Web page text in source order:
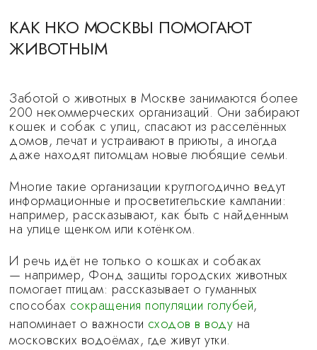
КАК НКО МОСКВЫ ПОМОГАЮТ
ЖИВОТНЫМ
Заботой о животных в Москве занимаются более
200 некоммерческих организаций. Они забирают
кошек и собак с улиц, спасают из расселённых
домов, лечат и устраивают в приюты, а иногда
даже находят питомцам новые любящие семьи.
Многие такие организации круглогодично ведут
информационные и просветительские кампании:
например, рассказывают, как быть с найденным
на улице щенком или котёнком.
И речь идёт не только о кошках и собаках
— например, Фонд защиты городских животных
помогает птицам: рассказывает о гуманных
способах сокращения популяции голубей,
напоминает о важности сходов в воду на
московских водоёмах, где живут утки.